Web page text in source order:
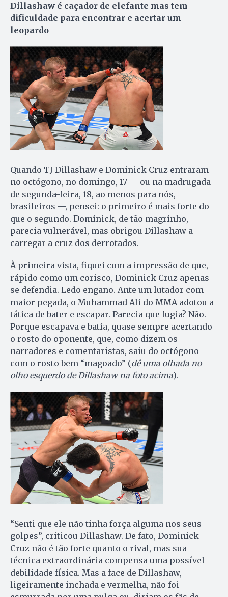
Dillashaw é caçador de elefante mas tem
dificuldade para encontrar e acertar um
leopardo
Quando TJ Dillashaw e Dominick Cruz entraram
no octógono, no domingo, 17 — ou na madrugada
de segunda-feira, 18, ao menos para nós,
brasileiros —, pensei: o primeiro é mais forte do
que o segundo. Dominick, de tão magrinho,
parecia vulnerável, mas obrigou Dillashaw a
carregar a cruz dos derrotados.
À primeira vista, fiquei com a impressão de que,
rápido como um corisco, Dominick Cruz apenas
se defendia. Ledo engano. Ante um lutador com
maior pegada, o Muhammad Ali do MMA adotou a
tática de bater e escapar. Parecia que fugia? Não.
Porque escapava e batia, quase sempre acertando
o rosto do oponente, que, como dizem os
narradores e comentaristas, saiu do octógono
com o rosto bem “magoado” (dê uma olhada no
olho esquerdo de Dillashaw na foto acima).
“Senti que ele não tinha força alguma nos seus
golpes”, criticou Dillashaw. De fato, Dominick
Cruz não é tão forte quanto o rival, mas sua
técnica extraordinária compensa uma possível
debilidade física. Mas a face de Dillashaw,
ligeiramente inchada e vermelha, não foi